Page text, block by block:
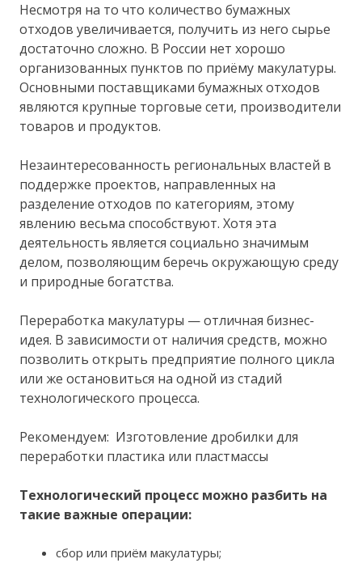
Несмотря на то что количество бумажных
отходов увеличивается, получить из него сырье
достаточно сложно. В России нет хорошо
организованных пунктов по приёму макулатуры.
Основными поставщиками бумажных отходов
являются крупные торговые сети, производители
товаров и продуктов.
Незаинтересованность региональных властей в
поддержке проектов, направленных на
разделение отходов по категориям, этому
явлению весьма способствуют. Хотя эта
деятельность является социально значимым
делом, позволяющим беречь окружающую среду
и природные богатства.
Переработка макулатуры — отличная бизнес-
идея. В зависимости от наличия средств, можно
позволить открыть предприятие полного цикла
или же остановиться на одной из стадий
технологического процесса.
Рекомендуем: Изготовление дробилки для
переработки пластика или пластмассы
Технологический процесс можно разбить на
такие важные операции:
сбор или приём макулатуры;